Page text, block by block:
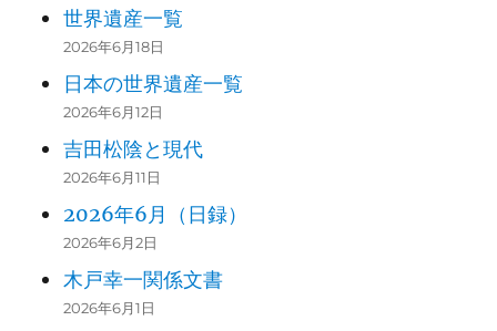
世界遺産一覧
2026年6月18日
日本の世界遺産一覧
2026年6月12日
吉田松陰と現代
2026年6月11日
2026年6月（日録）
2026年6月2日
木戸幸一関係文書
2026年6月1日